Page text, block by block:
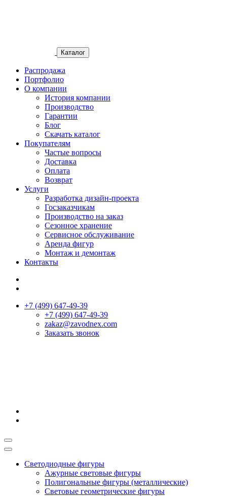
Каталог
Распродажа
Портфолио
О компании
История компании
Производство
Гарантии
Блог
Скачать каталог
Покупателям
Частые вопросы
Доставка
Оплата
Возврат
Услуги
Разработка дизайн-проекта
Госзаказчикам
Производство на заказ
Сезонное хранение
Сервисное обслуживание
Аренда фигур
Монтаж и демонтаж
Контакты
+7 (499) 647-49-39
+7 (499) 647-49-39
zakaz@zavodnex.сom
Заказать звонок
Светодиодные фигуры
Ажурные световые фигуры
Полигональные фигуры (металлические)
Световые геометрические фигуры